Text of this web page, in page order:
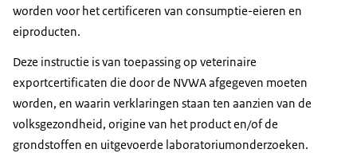
worden voor het certificeren van consumptie-eieren en
eiproducten.
Deze instructie is van toepassing op veterinaire
exportcertificaten die door de NVWA afgegeven moeten
worden, en waarin verklaringen staan ten aanzien van de
volksgezondheid, origine van het product en/of de
grondstoffen en uitgevoerde laboratoriumonderzoeken.